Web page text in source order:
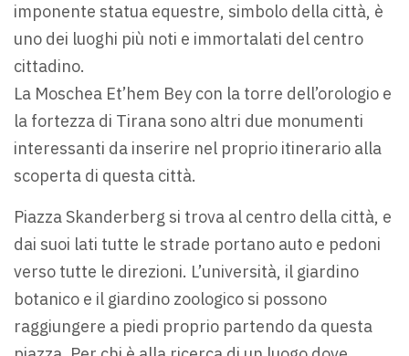
imponente statua equestre, simbolo della città, è
uno dei luoghi più noti e immortalati del centro
cittadino.
La Moschea Et’hem Bey con la torre dell’orologio e
la fortezza di Tirana sono altri due monumenti
interessanti da inserire nel proprio itinerario alla
scoperta di questa città.
Piazza Skanderberg si trova al centro della città, e
dai suoi lati tutte le strade portano auto e pedoni
verso tutte le direzioni. L’università, il giardino
botanico e il giardino zoologico si possono
raggiungere a piedi proprio partendo da questa